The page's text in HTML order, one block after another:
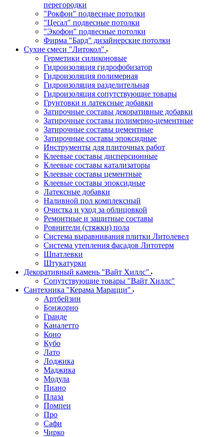
перегородки
"Рокфон" подвесные потолки
"Цесал" подвесные потолки
"Экофон" подвесные потолки
Фирма "Бард" дизайнерские потолки
Сухие смеси "Литокол"
Герметики силиконовые
Гидроизоляция гидрофобизатор
Гидроизоляция полимерная
Гидроизоляция разделительная
Гидроизоляция сопутствующие товары
Грунтовки и латексные добавки
Затирочные составы декоративные добавки
Затирочные составы полимерно-цементные
Затирочные составы цементные
Затирочные составы эпоксидные
Инструменты для плиточных работ
Клеевые составы дисперсионные
Клеевые составы катализаторы
Клеевые составы цементные
Клеевые составы эпоксидные
Латексные добавки
Наливной пол комплексный
Очистка и уход за облицовкой
Ремонтные и защитные составы
Ровнители (стяжки) пола
Система выравнивания плитки Литолевел
Система утепления фасадов Литотерм
Шпатлевки
Штукатурки
Декоративный камень "Вайт Хиллс"
Сопутствующие товары "Вайт Хиллс"
Сантехника "Керама Марацци"
Артбейзин
Бонжорно
Гранде
Каналетто
Коно
Кубо
Лато
Лоджика
Маджика
Модула
Пиано
Плаза
Помпеи
Про
Сафи
Чирко